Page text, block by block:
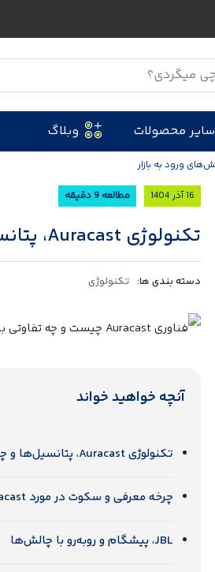
سایر محصولات وبلاگ
16 آذر 1404 مطالعه 9 دقیقه
تکنولوژی Auracast، پتانسیل‌ها و چالش‌های ورود به بازار
دسته بندی ها: تکنولوژی
آنچه خواهید خواند
تکنولوژی Auracast، پتانسیل‌ها و چالش‌های ورود به بازار
چرخه معرفی و سکوت در مورد Auracast
JBL، پیشگام و روبه‌رو با چالش‌ها